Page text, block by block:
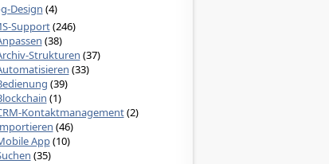
Design (4)
Support(246)
(38)
Strukturen (37)
(33)
(39)
(1)
Kontaktmanagement(2)
(46)
App(10)
(35)